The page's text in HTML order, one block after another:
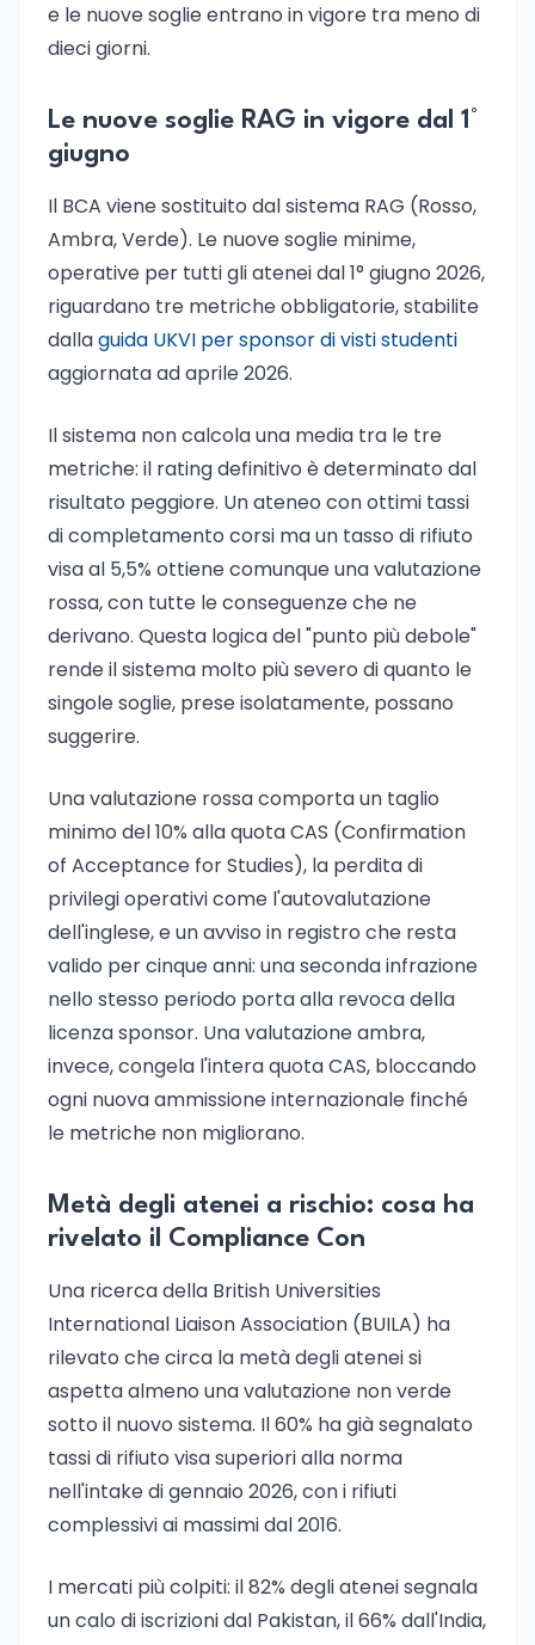
e le nuove soglie entrano in vigore tra meno di
dieci giorni.
Le nuove soglie RAG in vigore dal 1°
giugno
Il BCA viene sostituito dal sistema RAG (Rosso,
Ambra, Verde). Le nuove soglie minime,
operative per tutti gli atenei dal 1° giugno 2026,
riguardano tre metriche obbligatorie, stabilite
dallaguida UKVI per sponsor di visti studenti
aggiornata ad aprile 2026.
Il sistema non calcola una media tra le tre
metriche: il rating definitivo è determinato dal
risultato peggiore. Un ateneo con ottimi tassi
di completamento corsi ma un tasso di rifiuto
visa al 5,5% ottiene comunque una valutazione
rossa, con tutte le conseguenze che ne
derivano. Questa logica del "punto più debole"
rende il sistema molto più severo di quanto le
singole soglie, prese isolatamente, possano
suggerire.
Una valutazione rossa comporta un taglio
minimo del 10% alla quota CAS (Confirmation
of Acceptance for Studies), la perdita di
privilegi operativi come l'autovalutazione
dell'inglese, e un avviso in registro che resta
valido per cinque anni: una seconda infrazione
nello stesso periodo porta alla revoca della
licenza sponsor. Una valutazione ambra,
invece, congela l'intera quota CAS, bloccando
ogni nuova ammissione internazionale finché
le metriche non migliorano.
Metà degli atenei a rischio: cosa ha
rivelato il Compliance Con
Una ricerca della British Universities
International Liaison Association (BUILA) ha
rilevato che circa la metà degli atenei si
aspetta almeno una valutazione non verde
sotto il nuovo sistema. Il 60% ha già segnalato
tassi di rifiuto visa superiori alla norma
nell'intake di gennaio 2026, con i rifiuti
complessivi ai massimi dal 2016.
I mercati più colpiti: il 82% degli atenei segnala
un calo di iscrizioni dal Pakistan, il 66% dall'India,